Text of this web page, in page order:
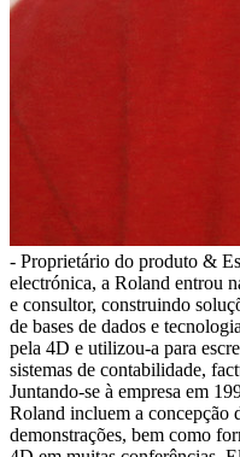
- Proprietário do produto &
electrónica, a Roland entrou
e consultor, construindo
de bases de dados e
pela 4D e utilizou-a para
sistemas de contabilidade,
Juntando-se à empresa em
Roland incluem a concepção
demonstrações, bem como